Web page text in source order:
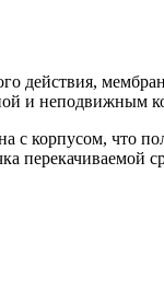
действия,
и неподвижным
с корпусом, что